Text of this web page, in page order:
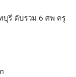
บุรี ดับรวม 6 ศพ ครู